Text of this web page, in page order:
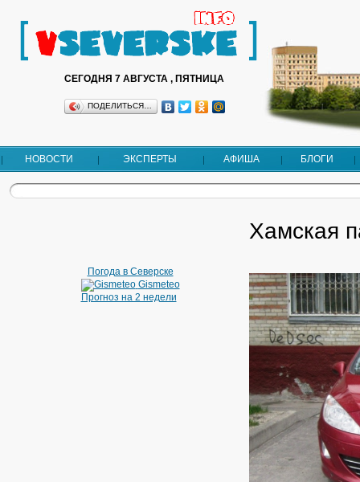
СЕГОДНЯ 7 АВГУСТА , ПЯТНИЦА
ПОДЕЛИТЬСЯ…
НОВОСТИ ЭКСПЕРТЫ АФИША БЛОГИ
Погода в Северске
Gismeteo
Прогноз на 2 недели
Хамская